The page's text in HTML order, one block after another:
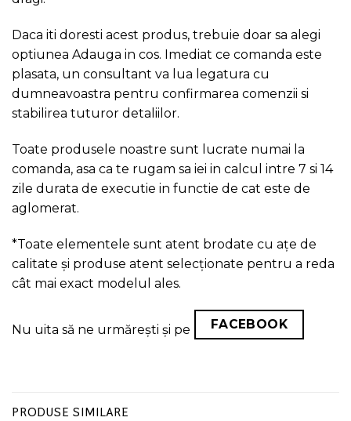
Daca iti doresti acest produs, trebuie doar sa alegi
optiunea Adauga in cos. Imediat ce comanda este
plasata, un consultant va lua legatura cu
dumneavoastra pentru confirmarea comenzii si
stabilirea tuturor detaliilor.
Toate produsele noastre sunt lucrate numai la
comanda, asa ca te rugam sa iei in calcul intre 7 si 14
zile durata de executie in functie de cat este de
aglomerat.
*Toate elementele sunt atent brodate cu ațe de
calitate și produse atent selecționate pentru a reda
cât mai exact modelul ales.
Nu uita să ne urmărești și pe FACEBOOK
PRODUSE SIMILARE